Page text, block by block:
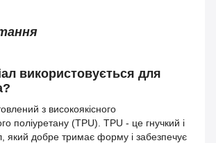
використовується для
з високоякісного
поліуретану (TPU). TPU - це гнучкий і
який добре тримає форму і забезпечує